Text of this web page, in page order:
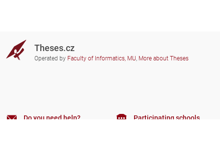
Theses.cz
Operated by Faculty of Informatics, MU, More about Theses
Do you need help? Participating schools